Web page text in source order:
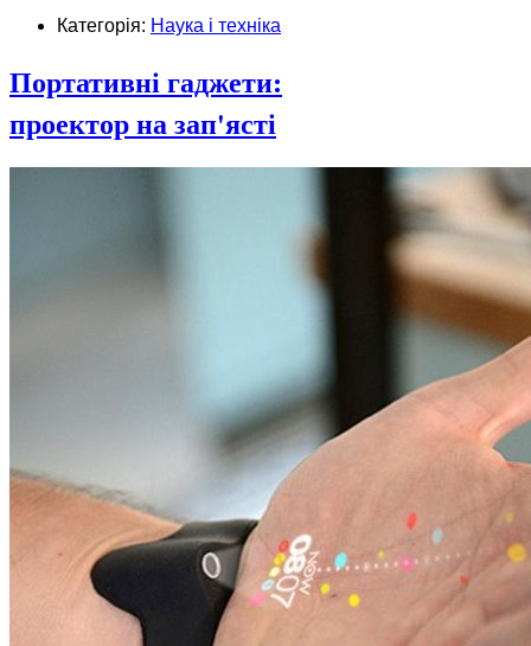
Категорія: Наука і техніка
Портативні гаджети:
проектор на зап'ясті